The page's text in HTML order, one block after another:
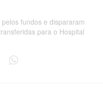
fundos e dispararam
para o Hospital